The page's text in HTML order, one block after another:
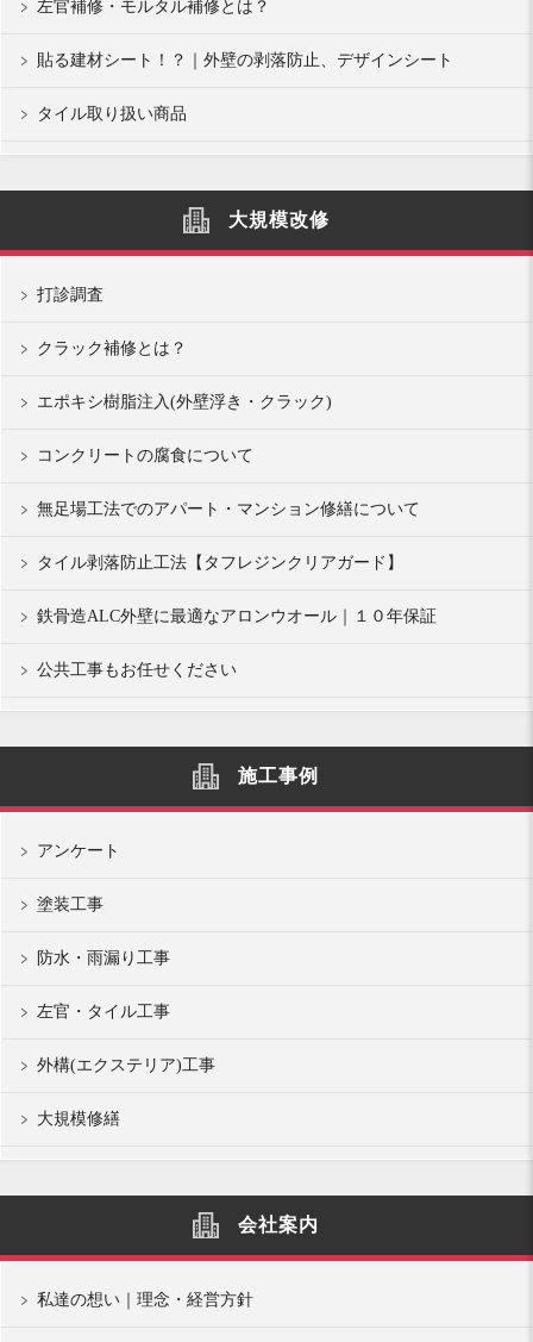
左官補修・モルタル補修とは？
貼る建材シート！？｜外壁の剥落防止、デザインシート
タイル取り扱い商品
大規模改修
打診調査
クラック補修とは？
エポキシ樹脂注入(外壁浮き・クラック)
コンクリートの腐食について
無足場工法でのアパート・マンション修繕について
タイル剥落防止工法【タフレジンクリアガード】
鉄骨造ALC外壁に最適なアロンウオール｜１０年保証
公共工事もお任せください
施工事例
アンケート
塗装工事
防水・雨漏り工事
左官・タイル工事
外構(エクステリア)工事
大規模修繕
会社案内
私達の想い｜理念・経営方針